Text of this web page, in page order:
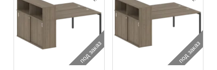
под заказ под заказ